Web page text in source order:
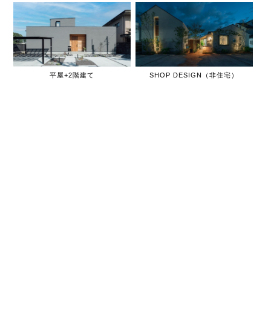
平屋+2階建て SHOP DESIGN（非住宅）